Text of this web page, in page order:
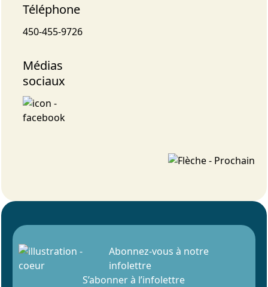
Téléphone
450-455-9726
Médias
sociaux
Abonnez-vous à notre
infolettre
S’abonner à l’infolettre